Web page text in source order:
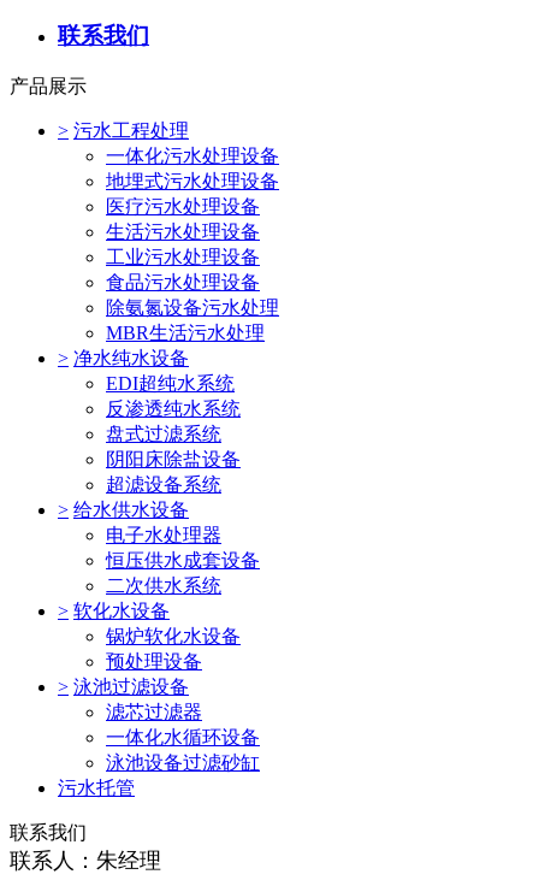
联系我们
产品展示
> 污水工程处理
一体化污水处理设备
地埋式污水处理设备
医疗污水处理设备
生活污水处理设备
工业污水处理设备
食品污水处理设备
除氨氮设备污水处理
MBR生活污水处理
> 净水纯水设备
EDI超纯水系统
反渗透纯水系统
盘式过滤系统
阴阳床除盐设备
超滤设备系统
> 给水供水设备
电子水处理器
恒压供水成套设备
二次供水系统
> 软化水设备
锅炉软化水设备
预处理设备
> 泳池过滤设备
滤芯过滤器
一体化水循环设备
泳池设备过滤砂缸
污水托管
联系我们
联系人：朱经理